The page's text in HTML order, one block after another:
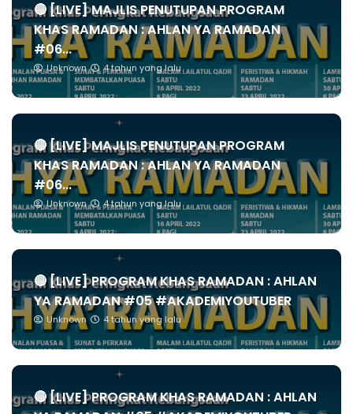
🔴 [LIVE] MAJLIS PENUTUPAN PROGRAM
KHAS RAMADAN : AHLAN YA RAMADAN
#06...
Unknown 4 tahun yang lalu
🔴 [LIVE] MAJLIS PENUTUPAN PROGRAM
KHAS RAMADAN : AHLAN YA RAMADAN
#06...
Unknown 4 tahun yang lalu
🔴 [LIVE] PROGRAM KHAS RAMADAN : AHLAN
YA RAMADAN #05 #AKADEMIYOUTUBER
Unknown 4 tahun yang lalu
🔴 [LIVE] PROGRAM KHAS RAMADAN : AHLAN